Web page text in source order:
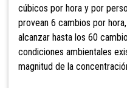
cúbicos por hora y por
provean 6 cambios por
alcanzar hasta los 60
condiciones ambientales
magnitud de la